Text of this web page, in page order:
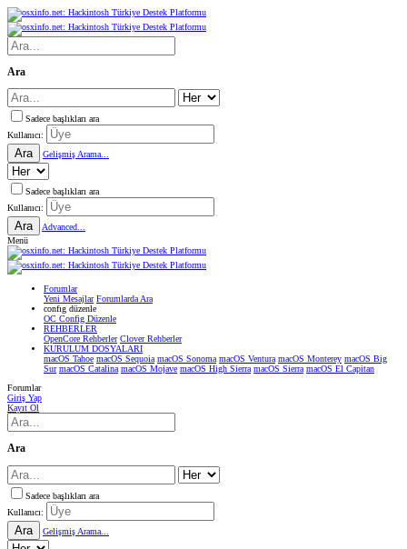
Ara
Sadece başlıkları ara
Kullanıcı:
Ara Gelişmiş Arama...
Sadece başlıkları ara
Kullanıcı:
Ara
Advanced...
Menü
Forumlar
Yeni Mesajlar Forumlarda Ara
confıg düzenle
OC Config Düzenle
REHBERLER
OpenCore Rehberler Clover Rehberler
KURULUM DOSYALARI
macOS Tahoe macOS Sequoia macOS Sonoma macOS Ventura macOS Monterey macOS Big
Sur macOS Catalina macOS Mojave macOS High Sierra macOS Sierra macOS El Capitan
Forumlar
Giriş Yap
Kayıt Ol
Ara
Sadece başlıkları ara
Kullanıcı:
Ara Gelişmiş Arama...